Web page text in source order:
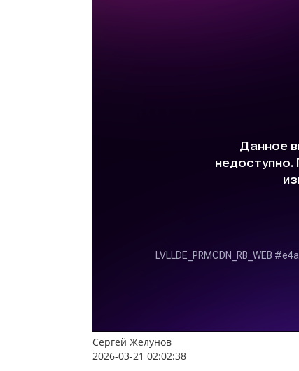
Сергей Желунов
2026-03-21 02:02:38